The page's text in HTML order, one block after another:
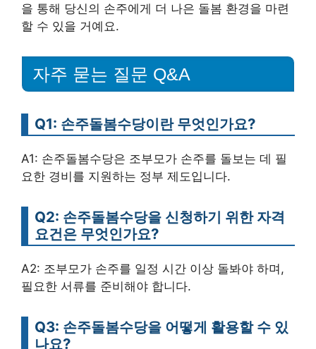
을 통해 당신의 손주에게 더 나은 돌봄 환경을 마련
할 수 있을 거예요.
자주 묻는 질문 Q&A
Q1: 손주돌봄수당이란 무엇인가요?
A1: 손주돌봄수당은 조부모가 손주를 돌보는 데 필
요한 경비를 지원하는 정부 제도입니다.
Q2: 손주돌봄수당을 신청하기 위한 자격
요건은 무엇인가요?
A2: 조부모가 손주를 일정 시간 이상 돌봐야 하며,
필요한 서류를 준비해야 합니다.
Q3: 손주돌봄수당을 어떻게 활용할 수 있
나요?